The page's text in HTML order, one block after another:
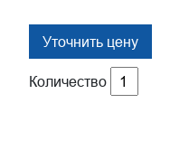
Уточнить цену
Количество